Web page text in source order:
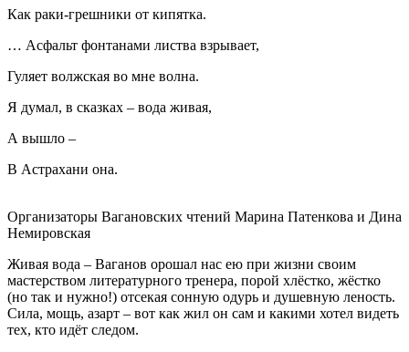
Как раки-грешники от кипятка.
… Асфальт фонтанами листва взрывает,
Гуляет волжская во мне волна.
Я думал, в сказках – вода живая,
А вышло –
В Астрахани она.
Организаторы Вагановских чтений Марина Патенкова и Дина
Немировская
Живая вода – Ваганов орошал нас ею при жизни своим
мастерством литературного тренера, порой хлёстко, жёстко
(но так и нужно!) отсекая сонную одурь и душевную леность.
Сила, мощь, азарт – вот как жил он сам и какими хотел видеть
тех, кто идёт следом.